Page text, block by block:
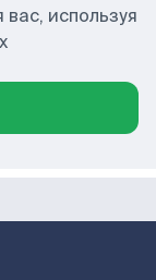
используя